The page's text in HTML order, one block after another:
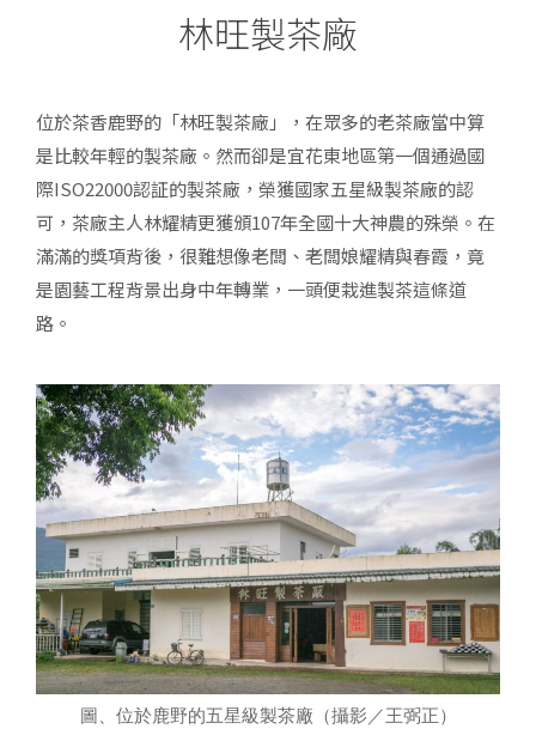
林旺製茶廠
位於茶香鹿野的「林旺製茶廠」，在眾多的老茶廠當中算
是比較年輕的製茶廠。然而卻是宜花東地區第一個通過國
際ISO22000認証的製茶廠，榮獲國家五星級製茶廠的認
可，茶廠主人林耀精更獲頒107年全國十大神農的殊榮。在
滿滿的獎項背後，很難想像老闆、老闆娘耀精與春霞，竟
是園藝工程背景出身中年轉業，一頭便栽進製茶這條道
路。
圖、位於鹿野的五星級製茶廠（攝影／王弼正）